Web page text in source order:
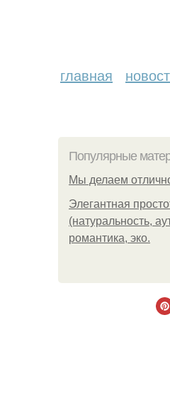
главная
Популярные
Мы делаем
Элегантная
(натуральность,
романтика, эко.